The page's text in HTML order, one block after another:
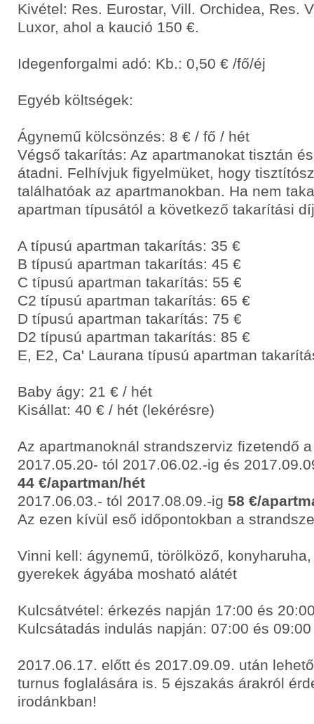
Kivétel: Res. Eurostar, Vill. Orchidea, Res.
Luxor, ahol a kaució 150 €.
Idegenforgalmi adó: Kb.: 0,50 € /fő/éj
Egyéb költségek:
Ágynemű kölcsönzés: 8 € / fő / hét
Végső takarítás: Az apartmanokat tisztán
átadni. Felhívjuk figyelmüket, hogy
találhatóak az apartmanokban. Ha nem
apartman típusától a következő takarítási
A típusú apartman takarítás: 35 €
B típusú apartman takarítás: 45 €
C típusú apartman takarítás: 55 €
C2 típusú apartman takarítás: 65 €
D típusú apartman takarítás: 75 €
D2 típusú apartman takarítás: 85 €
E, E2, Ca' Laurana típusú apartman
Baby ágy: 21 € / hét
Kisállat: 40 € / hét (lekérésre)
Az apartmanoknál strandszerviz fizetendő
2017.05.20- tól 2017.06.02.-ig és
44 €/apartman/hét
2017.06.03.- tól 2017.08.09.-ig 58 €/
Az ezen kívül eső időpontokban a
Vinni kell: ágynemű, törölköző,
gyerekek ágyába mosható alátét
Kulcsátvétel: érkezés napján 17:00 és
Kulcsátadás indulás napján: 07:00 és
2017.06.17. előtt és 2017.09.09. után
turnus foglalására is. 5 éjszakás árakról
irodánkban!